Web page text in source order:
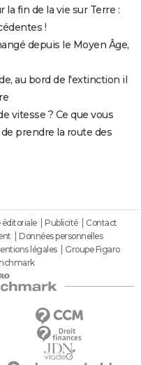
la fin de la vie sur Terre :
!
depuis le Moyen Âge,
au bord de l'extinction il
vitesse ? Ce que vous
prendre la route des
éditoriale Publicité
Contact
Données personnelles
légales
Groupe Figaro